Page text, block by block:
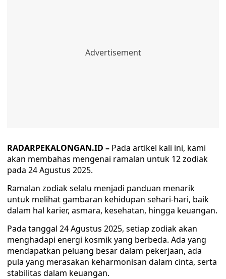
RADARPEKALONGAN.ID – Pada artikel kali ini, kami
akan membahas mengenai ramalan untuk 12 zodiak
pada 24 Agustus 2025.
Ramalan zodiak selalu menjadi panduan menarik
untuk melihat gambaran kehidupan sehari-hari, baik
dalam hal karier, asmara, kesehatan, hingga keuangan.
Pada tanggal 24 Agustus 2025, setiap zodiak akan
menghadapi energi kosmik yang berbeda. Ada yang
mendapatkan peluang besar dalam pekerjaan, ada
pula yang merasakan keharmonisan dalam cinta, serta
stabilitas dalam keuangan.